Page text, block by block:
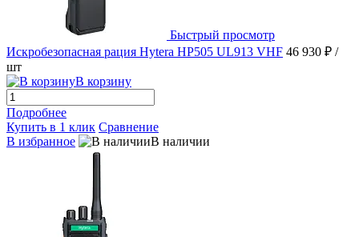
Быстрый просмотр
Искробезопасная рация Hytera HP505 UL913 VHF 46 930 ₽ /
шт
В корзину
Подробнее
Купить в 1 клик Сравнение
В избранное
В наличии